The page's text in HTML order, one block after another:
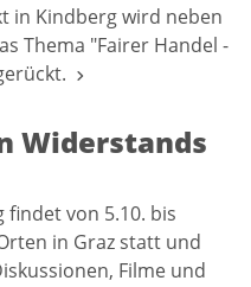
in Kindberg wird neben
Thema "Fairer Handel -
Widerstands
findet von 5.10. bis
in Graz statt und
Filme und